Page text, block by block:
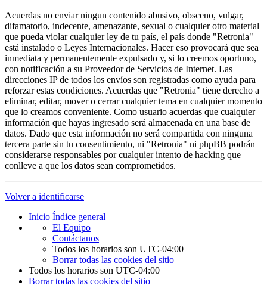
Acuerdas no enviar ningun contenido abusivo, obsceno, vulgar,
difamatorio, indecente, amenazante, sexual o cualquier otro material
que pueda violar cualquier ley de tu país, el país donde "Retronia"
está instalado o Leyes Internacionales. Hacer eso provocará que sea
inmediata y permanentemente expulsado y, si lo creemos oportuno,
con notificación a su Proveedor de Servicios de Internet. Las
direcciones IP de todos los envíos son registradas como ayuda para
reforzar estas condiciones. Acuerdas que "Retronia" tiene derecho a
eliminar, editar, mover o cerrar cualquier tema en cualquier momento
que lo creamos conveniente. Como usuario acuerdas que cualquier
información que hayas ingresado será almacenada en una base de
datos. Dado que esta información no será compartida con ninguna
tercera parte sin tu consentimiento, ni "Retronia" ni phpBB podrán
considerarse responsables por cualquier intento de hacking que
conlleve a que los datos sean comprometidos.
Volver a identificarse
Inicio Índice general
El Equipo
Contáctanos
Todos los horarios son UTC-04:00
Borrar todas las cookies del sitio
Todos los horarios son UTC-04:00
Borrar todas las cookies del sitio